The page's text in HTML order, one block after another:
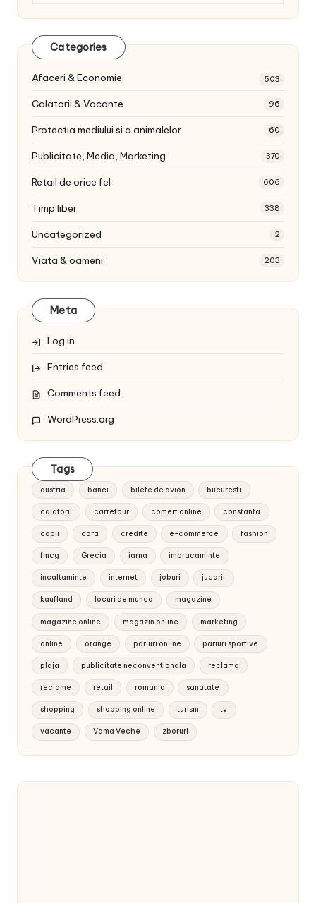
Categories
Afaceri & Economie 503
Calatorii & Vacante 96
Protectia mediului si a animalelor 60
Publicitate, Media, Marketing 370
Retail de orice fel 606
Timp liber 338
Uncategorized 2
Viata & oameni 203
Meta
Log in
Entries feed
Comments feed
WordPress.org
Tags
austria banci bilete de avion bucuresti
calatorii carrefour comert online constanta
copii cora credite e-commerce fashion
fmcg Grecia iarna imbracaminte
incaltaminte internet joburi jucarii
kaufland locuri de munca magazine
magazine online magazin online marketing
online orange pariuri online pariuri sportive
plaja publicitate neconventionala reclama
reclame retail romania sanatate
shopping shopping online turism tv
vacante Vama Veche zboruri